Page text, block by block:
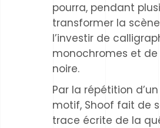
pourra, pendant
transformer la
l’investir de
monochromes et de
noire.
Par la répétition
motif, Shoof fait de
trace écrite de la